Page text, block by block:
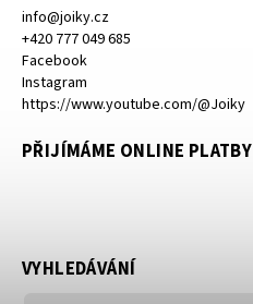
info@joiky.cz
+420 777 049 685
Facebook
Instagram
https://www.youtube.com/@Joiky
PŘIJÍMÁME ONLINE PLATBY
VYHLEDÁVÁNÍ